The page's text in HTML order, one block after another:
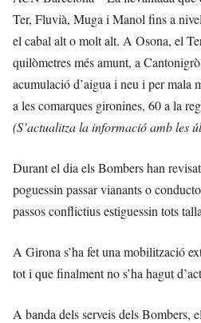
Ter, Fluvià, Muga i Manol fins a
el cabal alt o molt alt. A Osona, el
quilòmetres més amunt, a
acumulació d’aigua i neu i per mala
a les comarques gironines, 60 a la
(S’actualitza la informació amb les
Durant el dia els Bombers han
poguessin passar vianants o
passos conflictius estiguessin tots
A Girona s’ha fet una mobilització
tot i que finalment no s’ha hagut
A banda dels serveis dels Bombers,